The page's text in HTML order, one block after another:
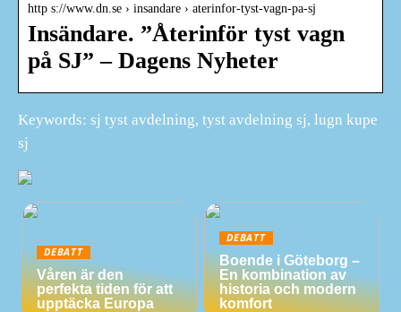
http s://www.dn.se › insandare › aterinfor-tyst-vagn-pa-sj
Insändare. ”Återinför tyst vagn
på SJ” – Dagens Nyheter
Keywords: sj tyst avdelning, tyst avdelning sj, lugn kupe
sj
DEBATT
Våren är den
perfekta tiden för att
upptäcka Europa
DEBATT
Boende i Göteborg –
En kombination av
historia och modern
komfort